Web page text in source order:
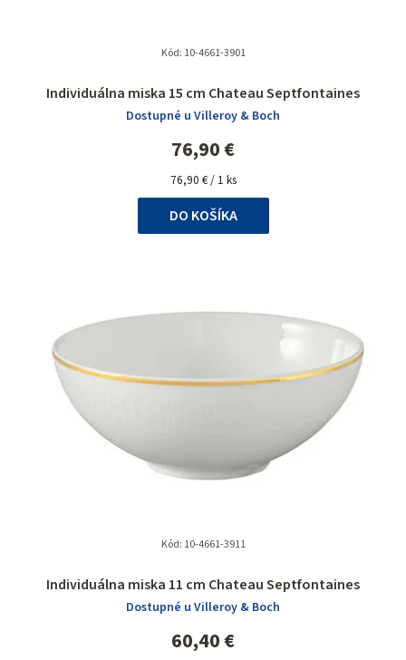
Individuálna miska 15 cm Chateau Septfontaines
Dostupné u Villeroy & Boch
76,90 €
Jednotková
cena:
76,90 € / 1 ks
DO KOŠÍKA
Kód: 10-4661-3901
Individuálna miska 11 cm Chateau Septfontaines
Dostupné u Villeroy & Boch
60,40 €
Kód: 10-4661-3911